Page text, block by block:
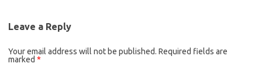
Leave a Reply
Your email address will not be published. Required fields are
marked *